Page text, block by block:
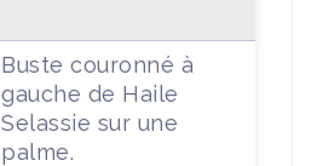
Buste couronné à
gauche de Haile
Selassie sur une
palme.